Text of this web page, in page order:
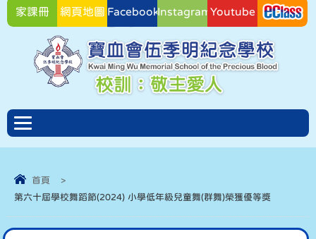
家課冊 網頁地圖 FacebookInstagramYoutube
首頁
>
第六十屆學校舞蹈節(2024) 小學低年級兒童舞(群舞)榮獲優等獎